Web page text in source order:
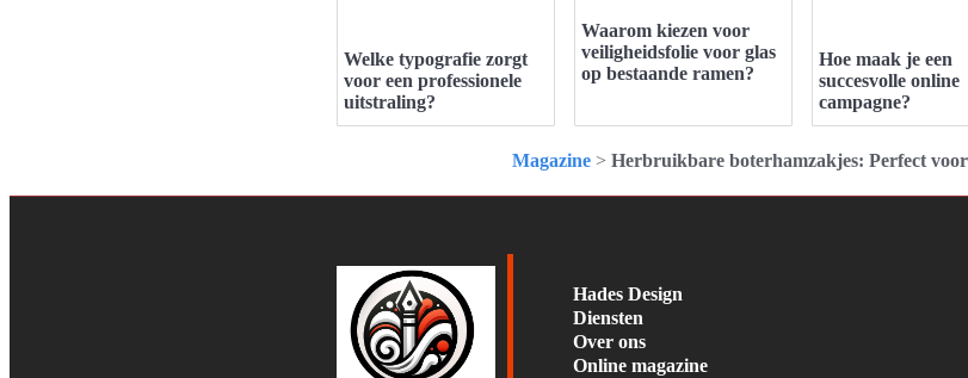
Welke typografie zorgt
voor een professionele
uitstraling?
Waarom kiezen voor
veiligheidsfolie voor glas
op bestaande ramen?
Hoe maak je een
succesvolle online
campagne?
Magazine> Herbruikbare boterhamzakjes: Perfect
Hades Design
Diensten
Over ons
Online magazine